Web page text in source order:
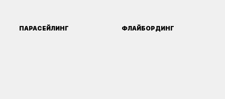
ПАРАСЕЙЛИНГ ФЛАЙБОРДИНГ